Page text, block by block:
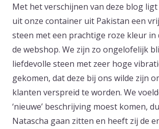
Met het verschijnen van deze blog
uit onze container uit Pakistan een
steen met een prachtige roze kleur in
de webshop. We zijn zo ongelofelijk
liefdevolle steen met zeer hoge
gekomen, dat deze bij ons wilde zijn
klanten verspreid te worden. We
‘nieuwe’ beschrijving moest komen,
Natascha gaan zitten en heeft zij de